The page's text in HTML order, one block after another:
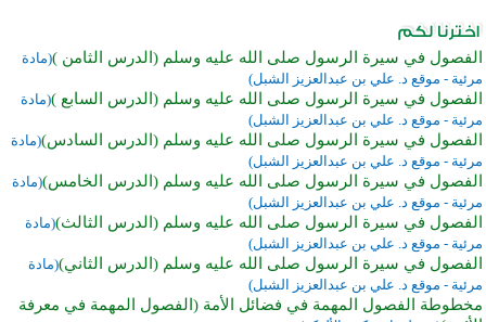
الفصول في سيرة الرسول صلى الله عليه وسلم (الدرس الثامن )(مادة
مرئية - موقع د. علي بن عبدالعزيز الشبل)
الفصول في سيرة الرسول صلى الله عليه وسلم (الدرس السابع )(مادة
مرئية - موقع د. علي بن عبدالعزيز الشبل)
الفصول في سيرة الرسول صلى الله عليه وسلم (الدرس السادس)(مادة
مرئية - موقع د. علي بن عبدالعزيز الشبل)
الفصول في سيرة الرسول صلى الله عليه وسلم (الدرس الخامس)(مادة
مرئية - موقع د. علي بن عبدالعزيز الشبل)
الفصول في سيرة الرسول صلى الله عليه وسلم (الدرس الثالث)(مادة
مرئية - موقع د. علي بن عبدالعزيز الشبل)
الفصول في سيرة الرسول صلى الله عليه وسلم (الدرس الثاني)(مادة
مرئية - موقع د. علي بن عبدالعزيز الشبل)
مخطوطة الفصول المهمة في فضائل الأمة (الفصول المهمة في معرفة